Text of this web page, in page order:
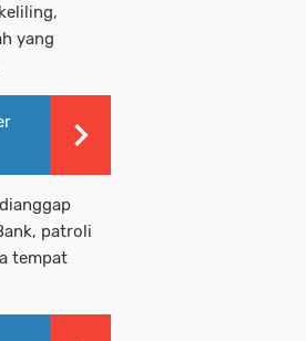
yang
patroli
tempat